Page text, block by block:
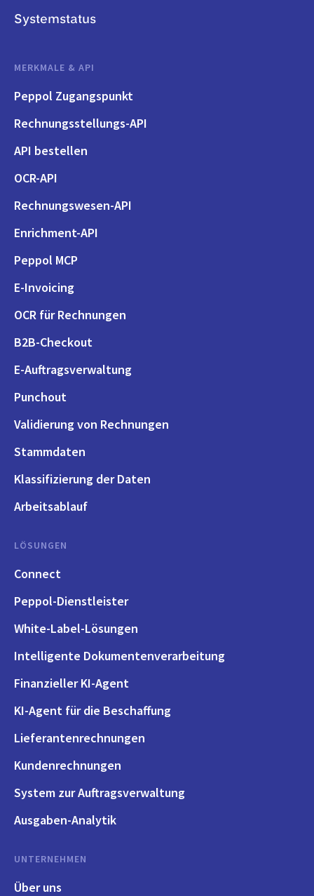
Systemstatus
MERKMALE & API
Peppol Zugangspunkt
Rechnungsstellungs-API
API bestellen
OCR-API
Rechnungswesen-API
Enrichment-API
Peppol MCP
E-Invoicing
OCR für Rechnungen
B2B-Checkout
E-Auftragsverwaltung
Punchout
Validierung von Rechnungen
Stammdaten
Klassifizierung der Daten
Arbeitsablauf
LÖSUNGEN
Connect
Peppol-Dienstleister
White-Label-Lösungen
Intelligente Dokumentenverarbeitung
Finanzieller KI-Agent
KI-Agent für die Beschaffung
Lieferantenrechnungen
Kundenrechnungen
System zur Auftragsverwaltung
Ausgaben-Analytik
UNTERNEHMEN
Über uns